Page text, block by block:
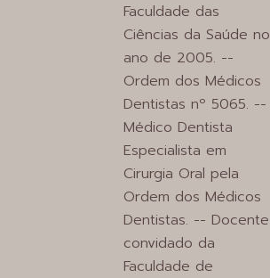
Faculdade das
Ciências da Saúde no
ano de 2005. --
Ordem dos Médicos
Dentistas nº 5065. --
Médico Dentista
Especialista em
Cirurgia Oral pela
Ordem dos Médicos
Dentistas. -- Docente
convidado da
Faculdade de